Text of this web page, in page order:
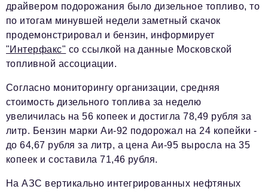
partner@business-magazine.online
драйвером подорожания было дизельное топливо, то
по итогам минувшей недели заметный скачок
продемонстрировал и бензин, информирует
"Интерфакс" со ссылкой на данные Московской
топливной ассоциации.
Согласно мониторингу организации, средняя
стоимость дизельного топлива за неделю
увеличилась на 56 копеек и достигла 78,49 рубля за
литр. Бензин марки Аи-92 подорожал на 24 копейки -
до 64,67 рубля за литр, а цена Аи-95 выросла на 35
копеек и составила 71,46 рубля.
На АЗС вертикально интегрированных нефтяных